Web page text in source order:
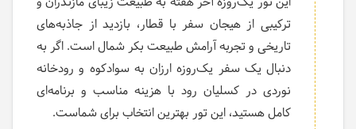
ترکیبی از هیجان سفر با قطار، بازدید از جاذبه‌های
تاریخی و تجربه آرامش طبیعت بکر شمال است. اگر به
دنبال یک سفر یک‌روزه ارزان به سوادکوه و رودخانه
نوردی در کسلیان رود با هزینه مناسب و برنامه‌ای
کامل هستید، این تور بهترین انتخاب برای شماست.